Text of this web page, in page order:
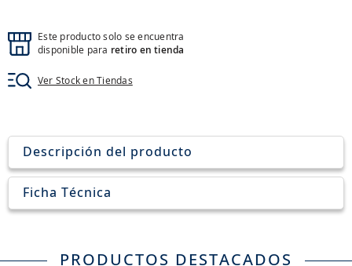
Este producto solo se encuentra
disponible para retiro en tienda
Ver Stock en Tiendas
Descripción del producto
Ficha Técnica
PRODUCTOS DESTACADOS
9.
255